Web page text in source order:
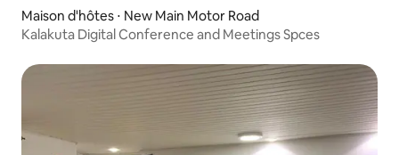
Maison d'hôtes ⋅ New Main Motor Road
Kalakuta Digital Conference and Meetings Spces